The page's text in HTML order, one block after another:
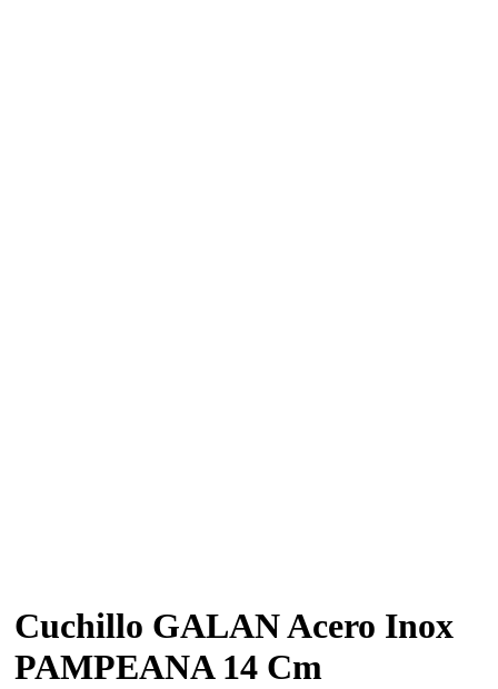
Cuchillo GALAN Acero Inox
PAMPEANA 14 Cm